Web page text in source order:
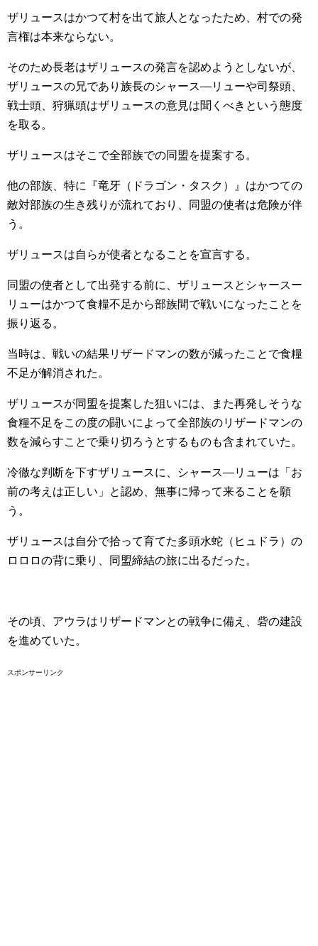
ザリュースはかつて村を出て旅人となったため、村での発
言権は本来ならない。
そのため長老はザリュースの発言を認めようとしないが、
ザリュースの兄であり族長のシャース―リューや司祭頭、
戦士頭、狩猟頭はザリュースの意見は聞くべきという態度
を取る。
ザリュースはそこで全部族での同盟を提案する。
他の部族、特に『竜牙（ドラゴン・タスク）』はかつての
敵対部族の生き残りが流れており、同盟の使者は危険が伴
う。
ザリュースは自らが使者となることを宣言する。
同盟の使者として出発する前に、ザリュースとシャースー
リューはかつて食糧不足から部族間で戦いになったことを
振り返る。
当時は、戦いの結果リザードマンの数が減ったことで食糧
不足が解消された。
ザリュースが同盟を提案した狙いには、また再発しそうな
食糧不足をこの度の闘いによって全部族のリザードマンの
数を減らすことで乗り切ろうとするものも含まれていた。
冷徹な判断を下すザリュースに、シャース―リューは「お
前の考えは正しい」と認め、無事に帰って来ることを願
う。
ザリュースは自分で拾って育てた多頭水蛇（ヒュドラ）の
ロロロの背に乗り、同盟締結の旅に出るだった。
その頃、アウラはリザードマンとの戦争に備え、砦の建設
を進めていた。
スポンサーリンク